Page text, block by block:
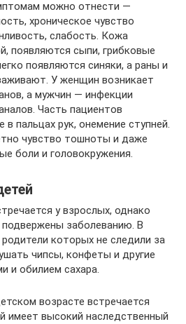
можно отнести —
хроническое чувство
слабость. Кожа
появляются сыпи, грибковые
появляются синяки, а раны и
У женщин возникает
а мужчин — инфекции
Часть пациентов
пальцах рук, онемение ступней.
чувство тошноты и даже
боли и головокружения.
у взрослых, однако
заболеванию. В
которых не следили за
чипсы, конфеты и другие
и обилием сахара.
возрасте встречается
имеет высокий наследственный